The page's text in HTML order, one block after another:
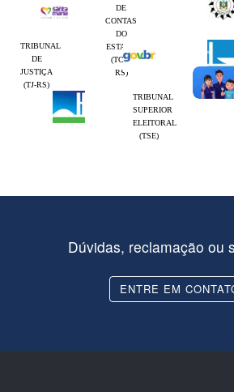
DE
CONTAS
DO
ESTADO
(TCE-
RS)
TRIBUNAL
DE
JUSTIÇA
(TJ-RS)
TRIBUNAL
SUPERIOR
ELEITORAL
(TSE)
Dúvidas, reclamação ou
ENTRE EM